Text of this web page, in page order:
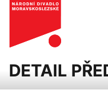
DETAIL